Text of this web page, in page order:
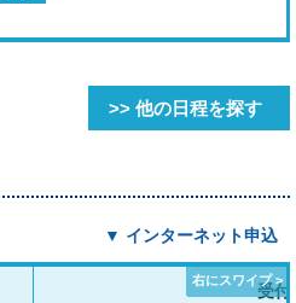
>> 他の日程を探す
▼ インターネット申込
受付